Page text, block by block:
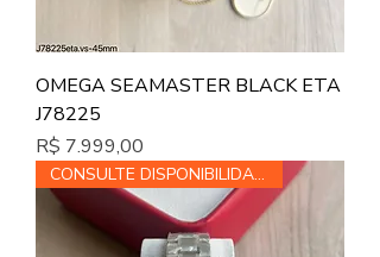
OMEGA SEAMASTER BLACK ETA
J78225
Preço
R$ 7.999,00
CONSULTE DISPONIBILIDADE